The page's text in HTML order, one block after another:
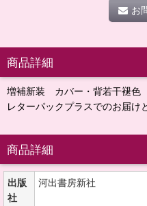
お
商品詳細
増補新装 カバー・背若干褪
レターパックプラスでのお届け
商品詳細
出版
社
河出書房新社